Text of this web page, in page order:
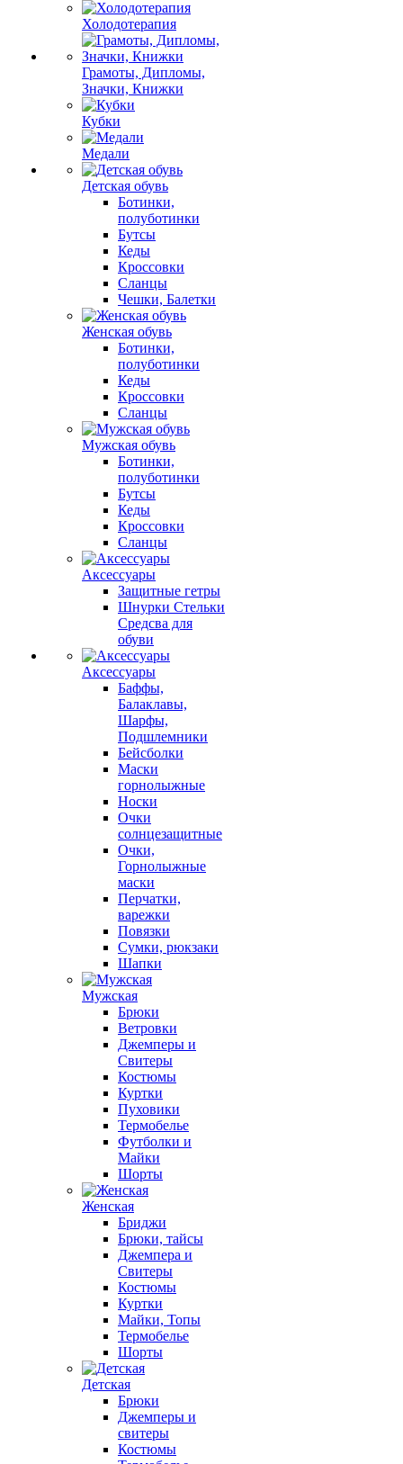
Холодотерапия
Грамоты, Дипломы,
Значки, Книжки
Кубки
Медали
Детская обувь
Ботинки,
полуботинки
Бутсы
Кеды
Кроссовки
Сланцы
Чешки, Балетки
Женская обувь
Ботинки,
полуботинки
Кеды
Кроссовки
Сланцы
Мужская обувь
Ботинки,
полуботинки
Бутсы
Кеды
Кроссовки
Сланцы
Аксессуары
Защитные гетры
Шнурки Стельки
Средсва для
обуви
Аксессуары
Баффы,
Балаклавы,
Шарфы,
Подшлемники
Бейсболки
Маски
горнолыжные
Носки
Очки
солнцезащитные
Очки,
Горнолыжные
маски
Перчатки,
варежки
Повязки
Сумки, рюкзаки
Шапки
Мужская
Брюки
Ветровки
Джемперы и
Свитеры
Костюмы
Куртки
Пуховики
Термобелье
Футболки и
Майки
Шорты
Женская
Бриджи
Брюки, тайсы
Джемпера и
Свитеры
Костюмы
Куртки
Майки, Топы
Термобелье
Шорты
Детская
Брюки
Джемперы и
свитеры
Костюмы